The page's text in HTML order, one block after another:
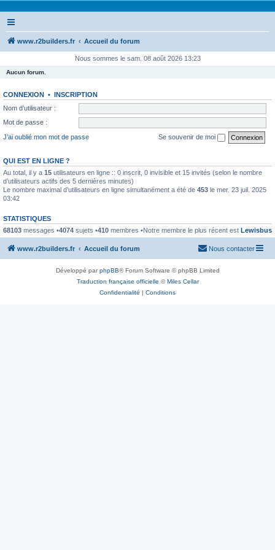
www.r2builders.fr Accueil du forum
Nous sommes le sam. 08 août 2026 13:23
Aucun forum.
CONNEXION • INSCRIPTION
Nom d’utilisateur :
Mot de passe :
J’ai oublié mon mot de passe
Se souvenir de moi
QUI EST EN LIGNE ?
Au total, il y a 15 utilisateurs en ligne :: 0 inscrit, 0 invisible et 15 invités (selon le nombre
d’utilisateurs actifs des 5 dernières minutes)
Le nombre maximal d’utilisateurs en ligne simultanément a été de 453 le mer. 23 juil. 2025
03:42
STATISTIQUES
68103 messages •4074 sujets •410 membres •Notre membre le plus récent est Lewisbus
www.r2builders.fr Accueil du forum Nous contacter
Développé parphpBB® Forum Software © phpBB Limited
Traduction française officielle ©Miles Cellar
Confidentialité | Conditions